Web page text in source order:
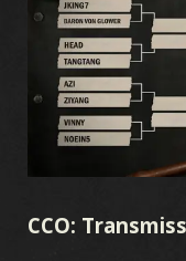
CCO:
COLEÇÃO